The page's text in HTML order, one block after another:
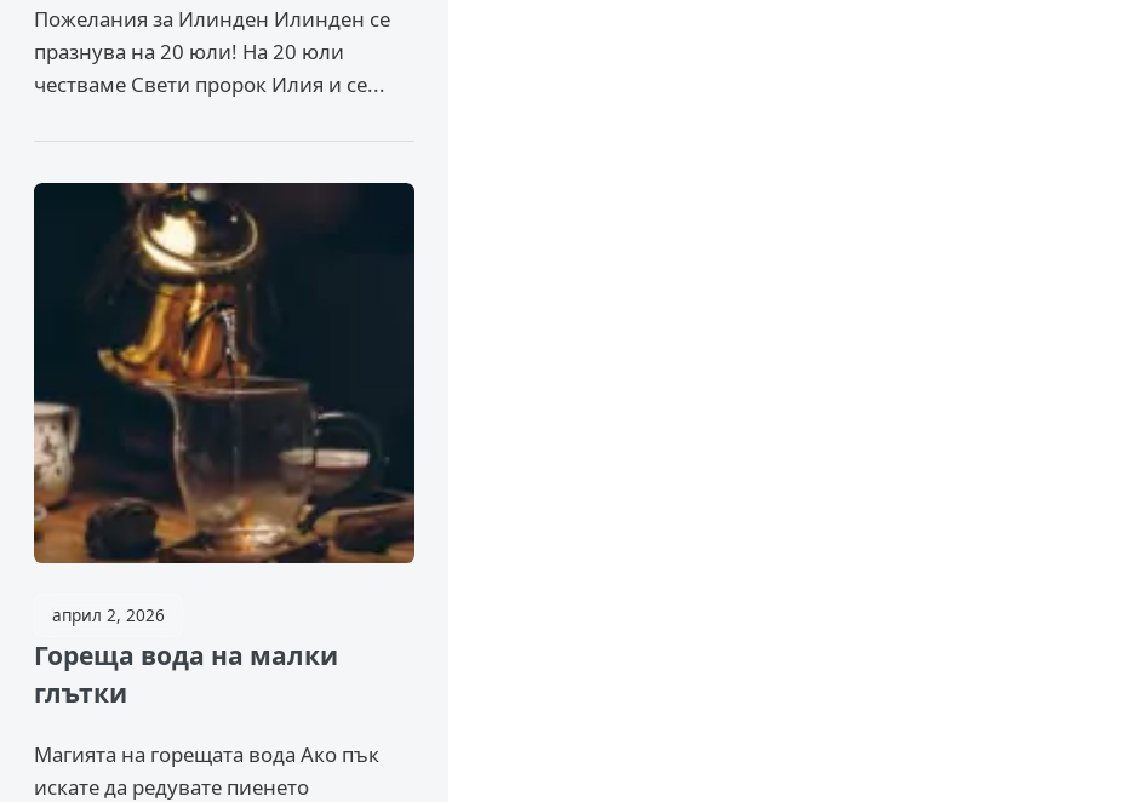
Пожелания за Илинден Илинден се
празнува на 20 юли! На 20 юли
честваме Свети пророк Илия и се...
април 2, 2026
Гореща вода на малки
глътки
Магията на горещата вода Ако пък
искате да редувате пиенето